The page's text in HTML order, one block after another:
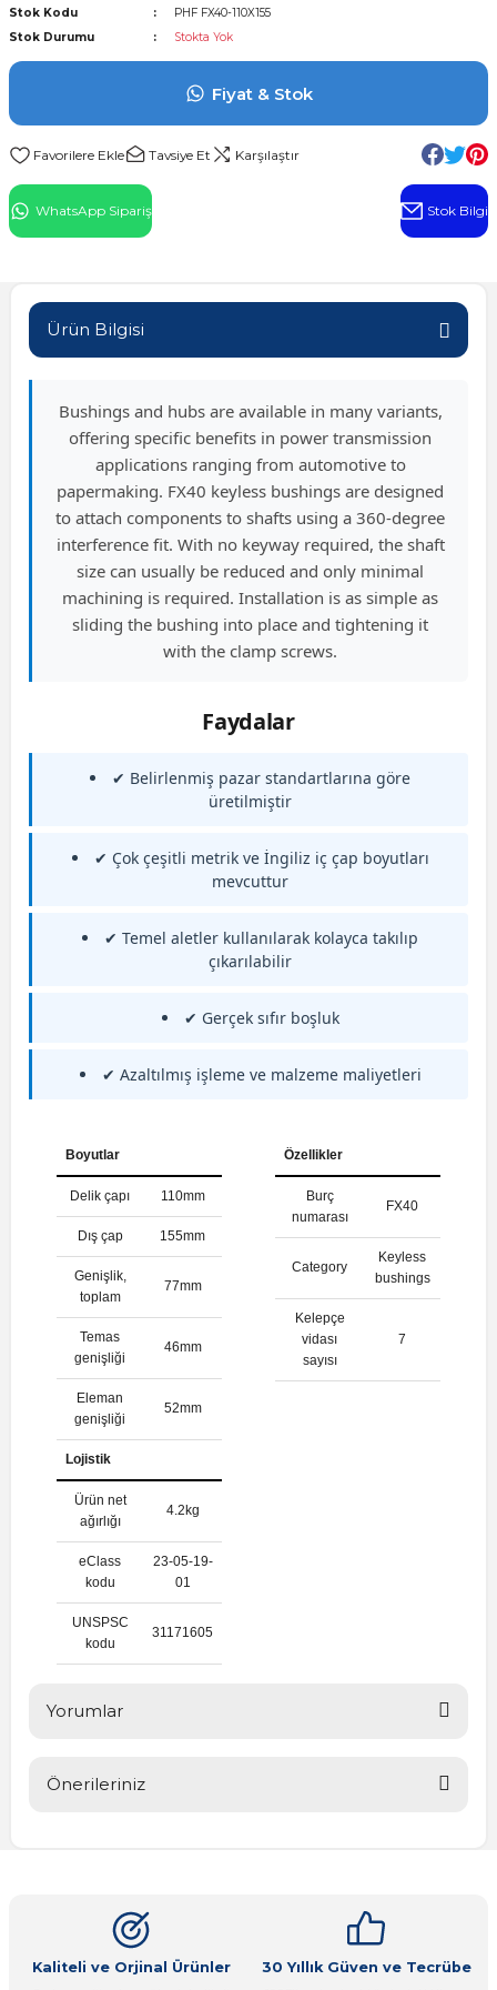
Rulman
Stok Kodu
PHF FX40-110X155
Stok Durumu
Stokta Yok
Fiyat & Stok
Tavsiye Et Karşılaştır
WhatsApp Sipariş Stok Bilgi
Ürün Bilgisi
Bushings and hubs are available in many variants,
offering specific benefits in power transmission
applications ranging from automotive to
papermaking. FX40 keyless bushings are designed
to attach components to shafts using a 360-degree
interference fit. With no keyway required, the shaft
size can usually be reduced and only minimal
machining is required. Installation is as simple as
sliding the bushing into place and tightening it
with the clamp screws.
Faydalar
✔ Belirlenmiş pazar standartlarına göre
üretilmiştir
✔ Çok çeşitli metrik ve İngiliz iç çap boyutları
mevcuttur
✔ Temel aletler kullanılarak kolayca takılıp
çıkarılabilir
✔ Gerçek sıfır boşluk
✔ Azaltılmış işleme ve malzeme maliyetleri
Boyutlar
Delik çapı 110mm
Dış çap 155mm
Genişlik,
toplam
77mm
Temas
genişliği
46mm
Eleman
genişliği
52mm
Lojistik
Ürün net
ağırlığı
4.2kg
eClass
kodu
23-05-19-
01
UNSPSC
kodu
31171605
Özellikler
Burç
numarası
FX40
Category
Keyless
bushings
Kelepçe
vidası
sayısı
7
Yorumlar
Önerileriniz
Görüş ve önerileriniz için teşekkür ederiz.
Ürün resmi kalitesiz, bozuk veya görüntülenemiyor.
Kaliteli ve Orjinal Ürünler
30 Yıllık Güven ve Tecrübe